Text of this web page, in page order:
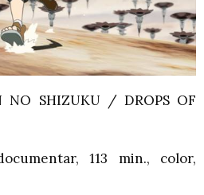
NO SHIZUKU / DROPS OF
113 min., color,